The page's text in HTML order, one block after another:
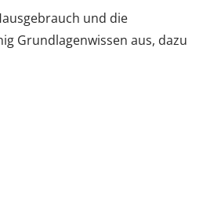
und die
Grundlagenwissen aus, dazu